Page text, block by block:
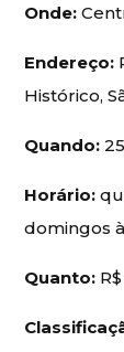
Onde:
Endereço:
Histórico,
Quando:
Horário:
domingos
Quanto: R$